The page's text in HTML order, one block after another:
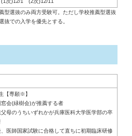
型選抜のみ両方受験可。ただし学校推薦型選抜
抜での入学を優先とする。
【専願※】
会(緑樹会)が推薦する者
母のうちいずれかが兵庫医科大学医学部の卒
医師国家試験に合格して直ちに初期臨床研修